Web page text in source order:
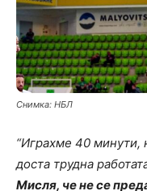
Снимка: НБЛ
“Играхме 40 минути,
доста трудна
Мисля, че не се